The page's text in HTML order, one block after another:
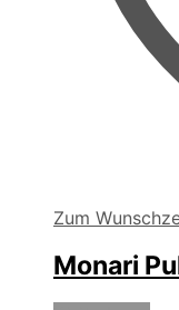
Zum
Monari